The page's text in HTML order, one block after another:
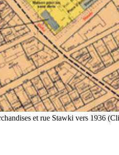
et rue Stawki vers 1936